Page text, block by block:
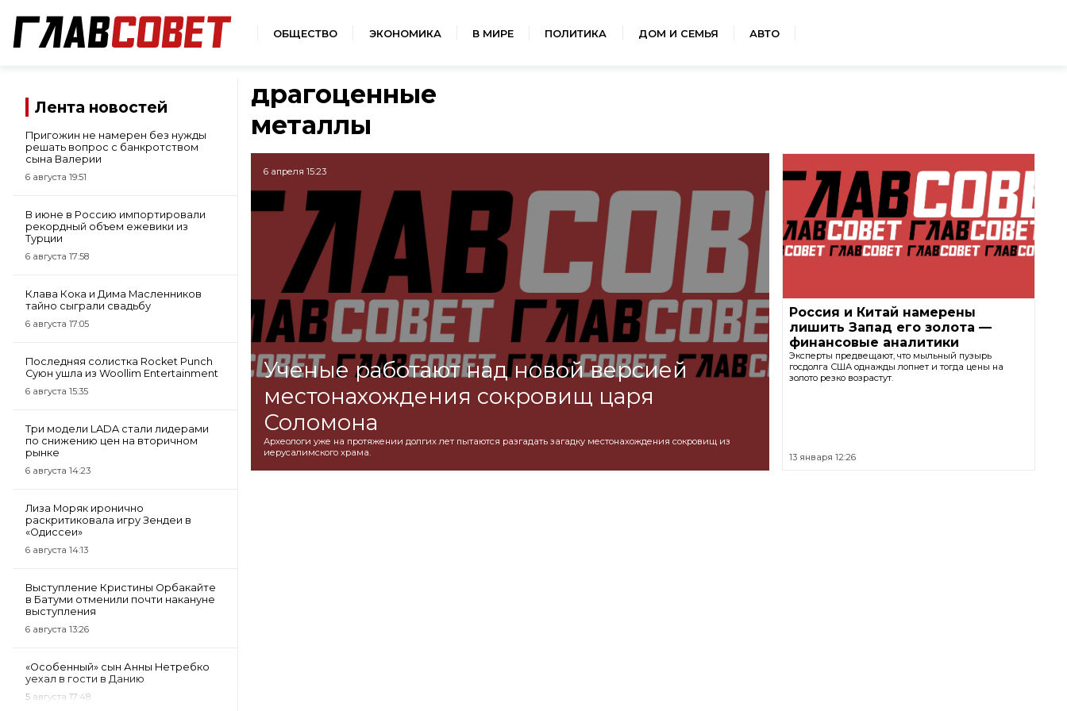
ОБЩЕСТВО ЭКОНОМИКА В МИРЕ ПОЛИТИКА ДОМ И СЕМЬЯ АВТО
Лента новостей
Пригожин не намерен без нужды
решать вопрос с банкротством
сына Валерии
6 августа 19:51
В июне в Россию импортировали
рекордный объем ежевики из
Турции
6 августа 17:58
Клава Кока и Дима Масленников
тайно сыграли свадьбу
6 августа 17:05
Последняя солистка Rocket Punch
Суюн ушла из Woollim Entertainment
6 августа 15:35
Три модели LADA стали лидерами
по снижению цен на вторичном
рынке
6 августа 14:23
Лиза Моряк иронично
раскритиковала игру Зендеи в
«Одиссеи»
6 августа 14:13
Выступление Кристины Орбакайте
в Батуми отменили почти накануне
выступления
6 августа 13:26
«Особенный» сын Анны Нетребко
уехал в гости в Данию
5 августа 17:48
драгоценные
металлы
6 апреля 15:23
Ученые работают над новой версией
местонахождения сокровищ царя
Соломона
Археологи уже на протяжении долгих лет пытаются разгадать загадку местонахождения сокровищ из
иерусалимского храма.
Россия и Китай намерены
лишить Запад его золота —
финансовые аналитики
Эксперты предвещают, что мыльный пузырь
госдолга США однажды лопнет и тогда цены на
золото резко возрастут.
13 января 12:26